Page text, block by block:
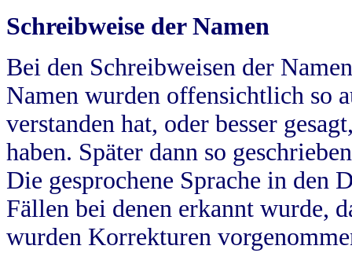
Schreibweise der Namen
Bei den Schreibweisen der
Namen wurden offensichtlich so
verstanden hat, oder besser
haben. Später dann so
Die gesprochene Sprache in
Fällen bei denen erkannt wurde,
wurden Korrekturen